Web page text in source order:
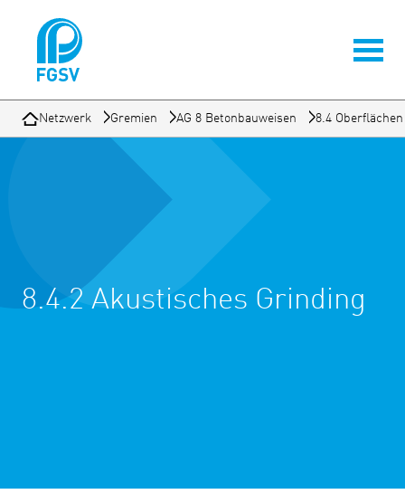
Netzwerk Gremien AG 8 Betonbauweisen 8.4 Oberflächen
8.4.2 Akustisches Grinding